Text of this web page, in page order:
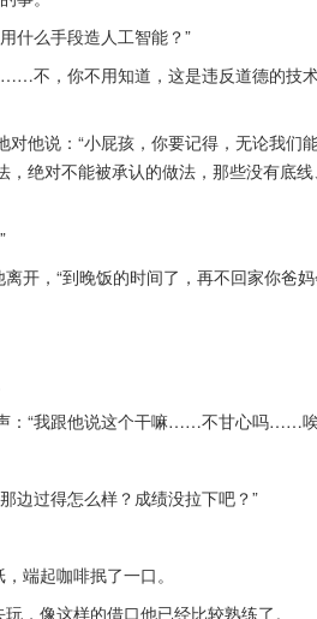
什么手段造人工智能？”
不，你不用知道，这是违反道德的技
他说：“小屁孩，你要记得，无论我们
绝对不能被承认的做法，那些没有底
开，“到晚饭的时间了，再不回家你爸
声：“我跟他说这个干嘛……不甘心吗……
边过得怎么样？成绩没拉下吧？”
端起咖啡抿了一口。
，像这样的借口他已经比较熟练了。